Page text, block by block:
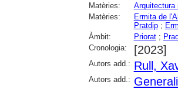
Matèries: Arquitectura
Matèries:
Ermita de
Pratdip;
Àmbit:
Priorat;
Cronologia:
[2023]
Autors add.: Rull,
Autors add.: